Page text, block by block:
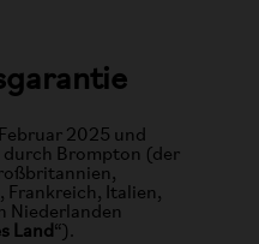
Februar 2025 und
durch Brompton (der
Frankreich, Italien,
Niederlanden
Land“).